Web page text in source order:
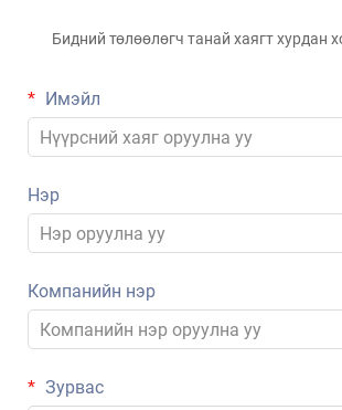
Бидний төлөөлөгч танай хаягт хурдан
Имэйл
Нэр
Компанийн нэр
Зурвас